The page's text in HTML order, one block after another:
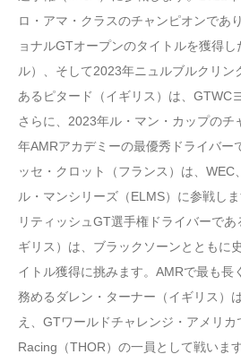
ロ・アマ・クラスのチャンピオンであ
ョナルGTオープンのタイトルを獲得
ル）、そして2023年ニュルブルクリン
あるピタード（イギリス）は、GTWC
さらに、2023年ル・マン・カップの
年AMRアカデミーの最優秀ドライバー
ッセ・クロット（フランス）は、WEC
ル・マンシリーズ（ELMS）に参戦し
リティッシュGT選手権ドライバーで
ギリス）は、ブラックソーンとともに
イトル獲得に挑みます。AMRで最も長
務めるダレン・ターナー（イギリス）
え、GTワールドチャレンジ・アメリ
Racing（THOR）の一員として戦います